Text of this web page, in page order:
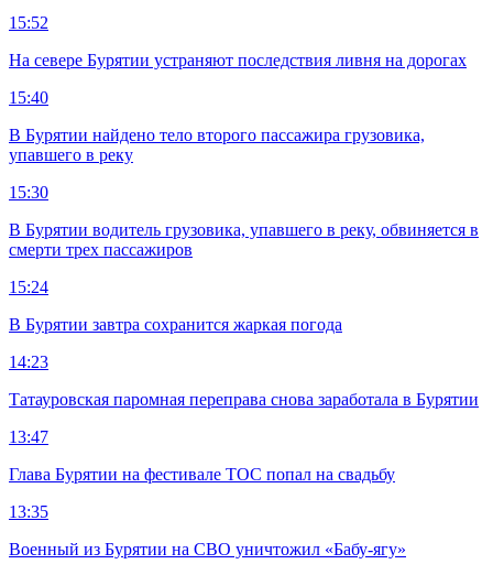
15:52
На севере Бурятии устраняют последствия ливня на дорогах
15:40
В Бурятии найдено тело второго пассажира грузовика,
упавшего в реку
15:30
В Бурятии водитель грузовика, упавшего в реку, обвиняется в
смерти трех пассажиров
15:24
В Бурятии завтра сохранится жаркая погода
14:23
Татауровская паромная переправа снова заработала в Бурятии
13:47
Глава Бурятии на фестивале ТОС попал на свадьбу
13:35
Военный из Бурятии на СВО уничтожил «Бабу-ягу»